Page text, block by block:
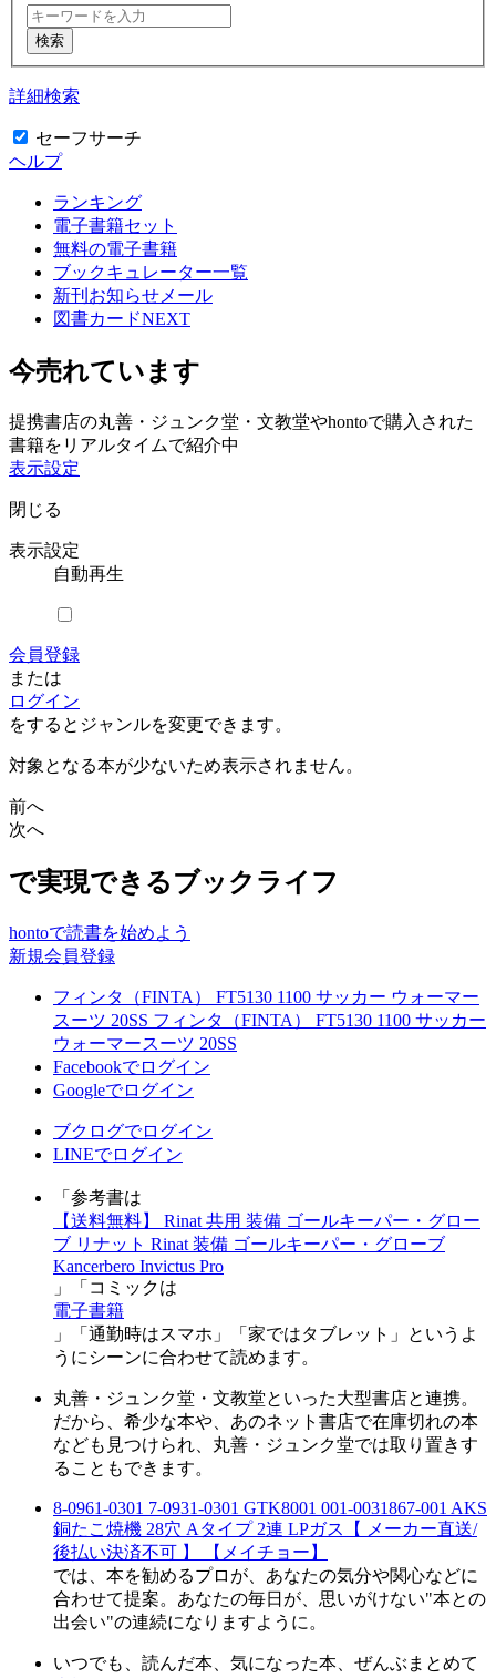
検索
詳細検索
セーフサーチ
ヘルプ
ランキング
電子書籍セット
無料の電子書籍
ブックキュレーター一覧
新刊お知らせメール
図書カードNEXT
今売れています
提携書店の丸善・ジュンク堂・文教堂やhontoで購入された
書籍をリアルタイムで紹介中
表示設定
閉じる
表示設定
自動再生
会員登録
または
ログイン
をするとジャンルを変更できます。
対象となる本が少ないため表示されません。
前へ
次へ
で実現できるブックライフ
hontoで読書を始めよう
新規会員登録
フィンタ（FINTA） FT5130 1100 サッカー ウォーマー
スーツ 20SS フィンタ（FINTA） FT5130 1100 サッカー
ウォーマースーツ 20SS
Facebookでログイン
Googleでログイン
ブクログでログイン
LINEでログイン
「参考書は
【送料無料】 Rinat 共用 装備 ゴールキーパー・グロー
ブ リナット Rinat 装備 ゴールキーパー・グローブ
Kancerbero Invictus Pro
」「コミックは
電子書籍
」「通勤時はスマホ」「家ではタブレット」というよ
うにシーンに合わせて読めます。
丸善・ジュンク堂・文教堂といった大型書店と連携。
だから、希少な本や、あのネット書店で在庫切れの本
なども見つけられ、丸善・ジュンク堂では取り置きす
ることもできます。
8-0961-0301 7-0931-0301 GTK8001 001-0031867-001 AKS
銅たこ焼機 28穴 Aタイプ 2連 LPガス【 メーカー直送/
後払い決済不可 】 【メイチョー】
では、本を勧めるプロが、あなたの気分や関心などに
合わせて提案。あなたの毎日が、思いがけない"本との
出会い"の連続になりますように。
いつでも、読んだ本、気になった本、ぜんぶまとめて